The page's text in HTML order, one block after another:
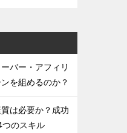
バー・アフィリ
を組めるのか？
は必要か？成功
つのスキル